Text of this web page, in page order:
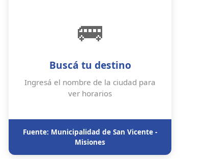
🚌
Buscá tu destino
Ingresá el nombre de la ciudad para
ver horarios
Fuente: Municipalidad de San Vicente -
Misiones